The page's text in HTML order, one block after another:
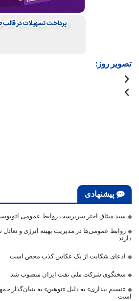
تصویر روز:
پیشنهادی
سید میثاق اختر سرپرست روابط عمومی
روابط عمومی‌ها در مدیریت بهینه انرژی و
دارند
ادعای شکایت از یک عکاس کذب محض است
سخنگوی شرکت ملی نفت ایران منصوب شد
«نسیم بیداری» به دلیل «توهین» به بنیان‌گذار
است